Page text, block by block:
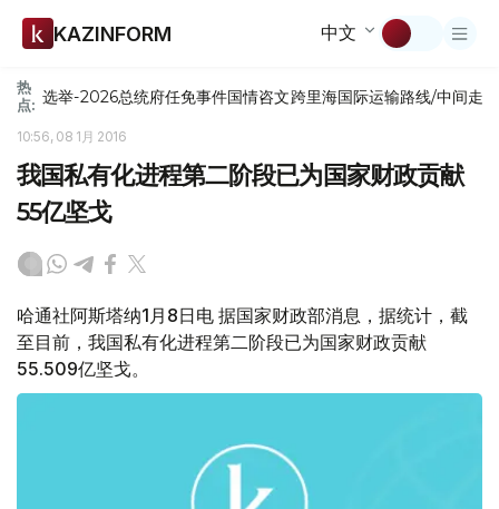
KAZINFORM 中文
热
点: 选举-2026总统府任免事件国情咨文跨里海国际运输路线/中间走廊
10:56, 08 1月 2016
我国私有化进程第二阶段已为国家财政贡献
55亿坚戈
哈通社阿斯塔纳1月8日电 据国家财政部消息，据统计，截
至目前，我国私有化进程第二阶段已为国家财政贡献
55.509亿坚戈。